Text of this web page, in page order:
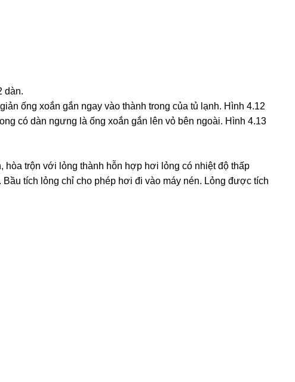
dàn.
ống xoắn gắn ngay vào thành trong của tủ lạnh. Hình 4.12
có dàn ngưng là ống xoắn gắn lên vỏ bên ngoài. Hình 4.13
hòa trộn với lỏng thành hỗn hợp hơi lỏng có nhiệt độ thấp
tích lỏng chỉ cho phép hơi đi vào máy nén. Lỏng được tích